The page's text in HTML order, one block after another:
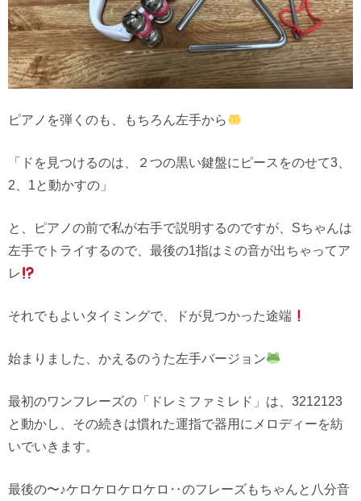
ピアノを弾くのも、もちろん左手から
「ドを見つけるのは、２つの黒い鍵盤にピースをのせて3、
2、1と動かすの」
と、ピアノの前で私が右手で説明するのですが、Sちゃんは
左手でトライするので、最後の1指はミの音が出ちゃってア
レ
それでもよいタイミングで、ドが見つかった途端
始まりました、かえるのうた左手バージョン
最初のワンフレーズの「ドレミファミレド」は、3212123
と動かし、その続きは慣れた運指で器用にメロディーを紡
いでいきます。
最後の〜♪ケロケロケロケロ‥のフレーズもちゃんと八分音